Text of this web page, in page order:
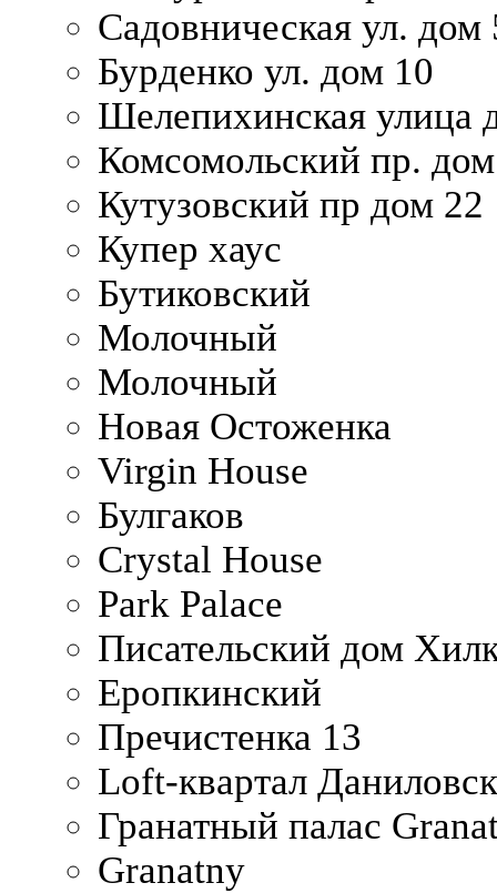
Садовническая ул. дом
Бурденко ул. дом 10
Шелепихинская улица
Комсомольский пр.
Кутузовский пр дом 22
Купер хаус
Бутиковский
Молочный
Молочный
Новая Остоженка
Virgin House
Булгаков
Crystal House
Park Palace
Писательский дом
Еропкинский
Пречистенка 13
Loft-квартал
Гранатный палас
Granatny